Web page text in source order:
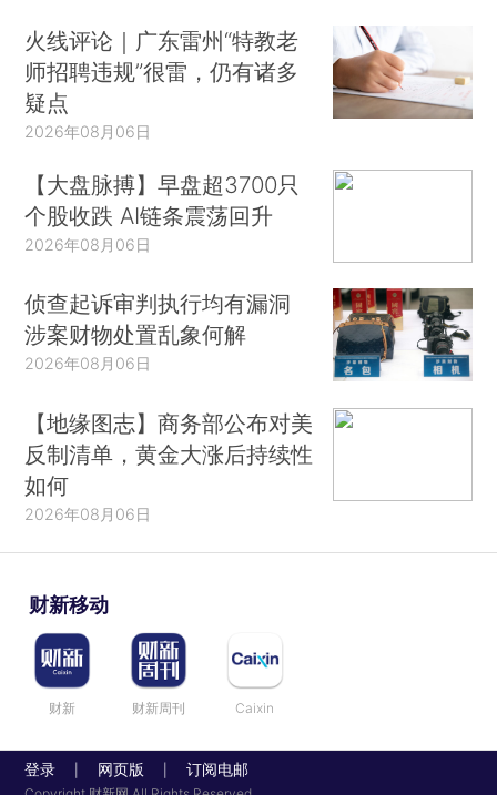
火线评论｜广东雷州“特教老
师招聘违规”很雷，仍有诸多
疑点
2026年08月06日
【大盘脉搏】早盘超3700只
个股收跌 AI链条震荡回升
2026年08月06日
侦查起诉审判执行均有漏洞
涉案财物处置乱象何解
2026年08月06日
【地缘图志】商务部公布对美
反制清单，黄金大涨后持续性
如何
2026年08月06日
财新移动
财新 财新周刊 Caixin
登录 网页版 订阅电邮